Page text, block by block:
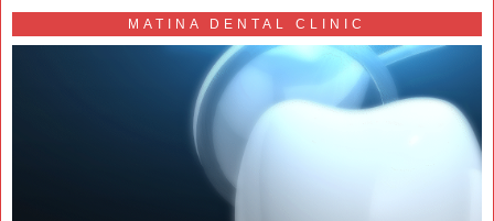
MATINA DENTAL CLINIC